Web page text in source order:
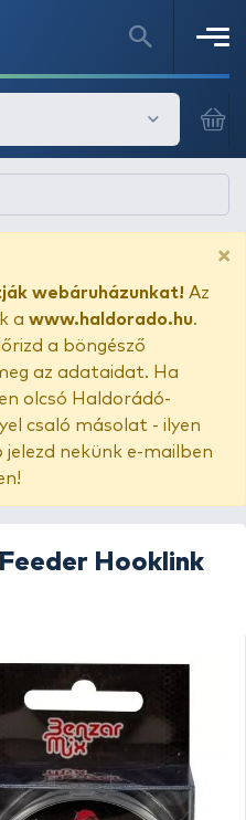
×
webáruházunkat! Az
a www.haldorado.hu.
a böngésző
az adataidat. Ha
olcsó Haldorádó-
csaló másolat - ilyen
nekünk e-mailben
Hooklink